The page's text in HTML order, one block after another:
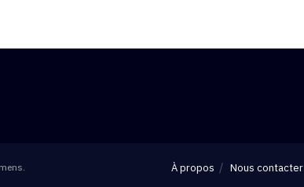
À propos Nous contacter